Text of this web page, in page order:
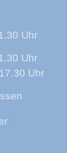
Uhr
Uhr
Uhr